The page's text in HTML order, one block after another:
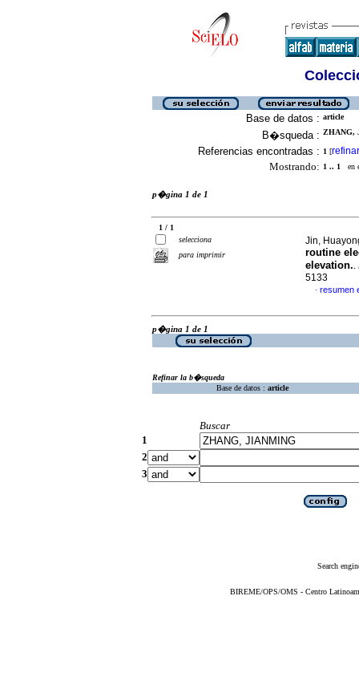
Base de datos : article
B�squeda : ZHANG,
Referencias encontradas : 1 [refinar
Mostrando: 1 .. 1 en
p�gina 1 de 1
1 / 1
selecciona
para imprimir
Jin,
routine
elevation..
5133
· resumen
p�gina 1 de 1
Refinar la b�squeda
Base de datos : article
Buscar
1
2
3
Search
BIREME/OPS/OMS - Centro